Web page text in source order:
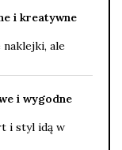
i kreatywne
ale
i wygodne
i styl idą w